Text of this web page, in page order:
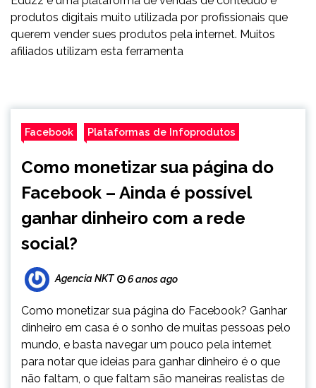
produtos digitais muito utilizada por profissionais que
querem vender sues produtos pela internet. Muitos
afiliados utilizam esta ferramenta
Facebook Plataformas de Infoprodutos
Como monetizar sua página do
Facebook – Ainda é possível
ganhar dinheiro com a rede
social?
Agencia NKT 6 anos ago
Como monetizar sua página do Facebook? Ganhar
dinheiro em casa é o sonho de muitas pessoas pelo
mundo, e basta navegar um pouco pela internet
para notar que ideias para ganhar dinheiro é o que
não faltam, o que faltam são maneiras realistas de